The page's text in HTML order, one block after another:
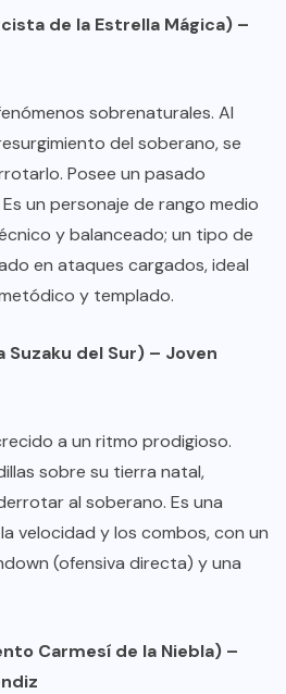
de la Estrella Mágica) –
sobrenaturales. Al
del soberano, se
Posee un pasado
un personaje de rango medio
y balanceado; un tipo de
en ataques cargados, ideal
y templado.
del Sur) – Joven
a un ritmo prodigioso.
sobre su tierra natal,
al soberano. Es una
velocidad y los combos, con un
(ofensiva directa) y una
Carmesí de la Niebla) –